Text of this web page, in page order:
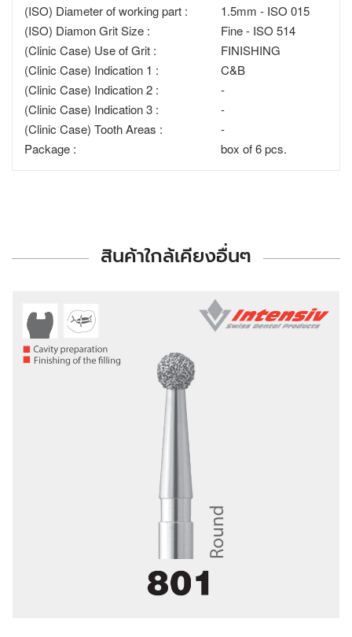
(ISO) Diameter of working part :
1.5mm - ISO 015
(ISO) Diamon Grit Size :
Fine - ISO 514
(Clinic Case) Use of Grit :
FINISHING
(Clinic Case) Indication 1 :
C&B
(Clinic Case) Indication 2 :
-
(Clinic Case) Indication 3 :
-
(Clinic Case) Tooth Areas :
-
Package :
box of 6 pcs.
สินค้าใกล้เคียงอื่นๆ